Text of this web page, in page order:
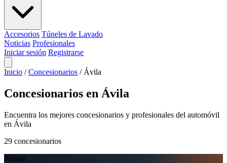
Accesorios Túneles de Lavado
Noticias Profesionales
Iniciar sesión Registrarse
Inicio / Concesionarios / Ávila
Concesionarios en Ávila
Encuentra los mejores concesionarios y profesionales del automóvil
en Ávila
29 concesionarios
Nissan